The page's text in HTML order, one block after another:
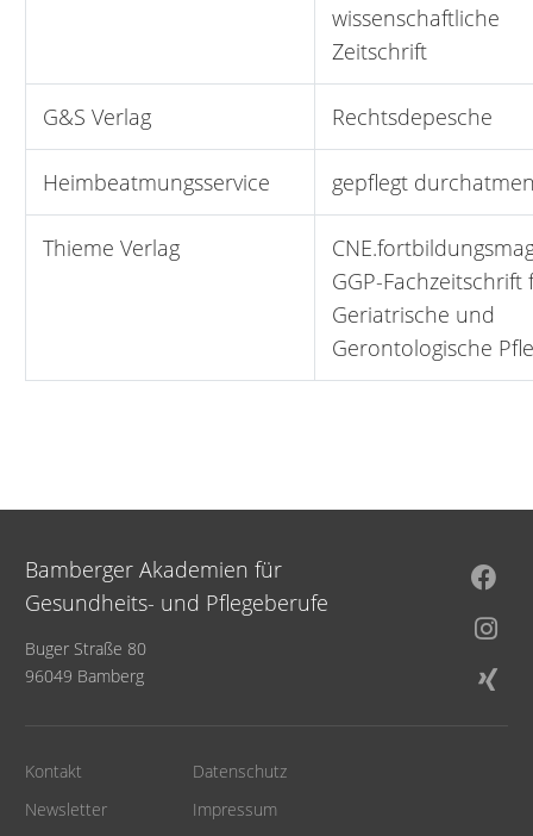
wissenschaftliche
Zeitschrift
G&S Verlag Rechtsdepesche
Heimbeatmungsservice gepflegt
Thieme Verlag
GGP-Fachzeitschrift
Geriatrische und
Gerontologische
Bamberger Akademien für
Gesundheits- und Pflegeberufe
Buger Straße 80
96049 Bamberg
Kontakt
Newsletter
Datenschutz
Impressum